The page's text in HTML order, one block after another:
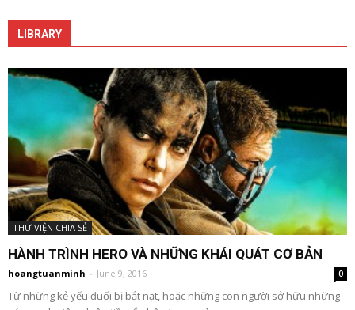
LIBRARY
THƯ VIỆN CHIA SẺ
HÀNH TRÌNH HERO VÀ NHỮNG KHÁI QUÁT CƠ BẢN
hoangtuanminh - June 9, 2016 0
Từ những kẻ yếu đuối bị bắt nạt, hoặc những con người sở hữu những